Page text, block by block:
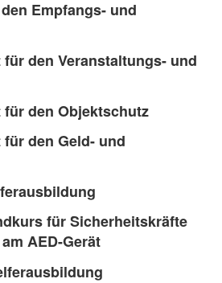
Empfangs- und
den Veranstaltungs- und
den Objektschutz
den Geld- und
für Sicherheitskräfte
AED-Gerät